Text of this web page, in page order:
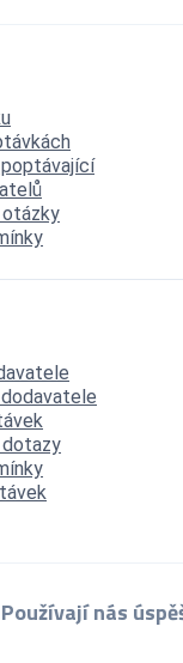
Používají nás